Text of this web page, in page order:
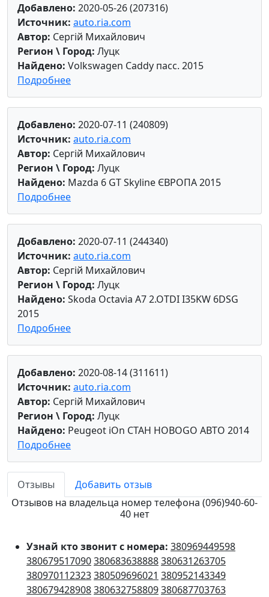
Добавлено: 2020-05-26 (207316)
Источник: auto.ria.com
Автор: Сергій Михайлович
Регион \ Город: Луцк
Найдено: Volkswagen Caddy пасс. 2015
Подробнее
Добавлено: 2020-07-11 (240809)
Источник: auto.ria.com
Автор: Сергій Михайлович
Регион \ Город: Луцк
Найдено: Mazda 6 GT Skyline ЄВРОПА 2015
Подробнее
Добавлено: 2020-07-11 (244340)
Источник: auto.ria.com
Автор: Сергій Михайлович
Регион \ Город: Луцк
Найдено: Skoda Octavia A7 2.OTDI I35KW 6DSG
2015
Подробнее
Добавлено: 2020-08-14 (311611)
Источник: auto.ria.com
Автор: Сергій Михайлович
Регион \ Город: Луцк
Найдено: Peugeot iOn CTAH HOBOGO ABTO 2014
Подробнее
Отзывы
Добавить отзыв
Отзывов на владельца номер телефона (096)940-60-
40 нет
Узнай кто звонит с номера: 380969449598
380679517090380683638888380631263705
380970112323380509696021 380952143349
380679428908380632758809380687703763